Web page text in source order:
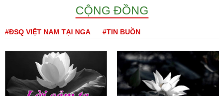
CỘNG ĐỒNG
#ĐSQ VIỆT NAM TẠI NGA #TIN BUỒN